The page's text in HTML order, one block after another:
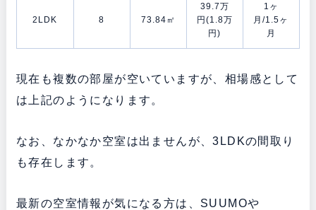
2LDK 8 73.84㎡
39.7万
円(1.8万
円)
1ヶ
月/1.5ヶ
月
現在も複数の部屋が空いていますが、相場感として
は上記のようになります。
なお、なかなか空室は出ませんが、3LDKの間取り
も存在します。
最新の空室情報が気になる方は、SUUMOや